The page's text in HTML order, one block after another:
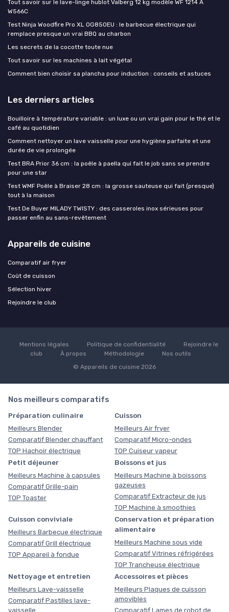
Tout savoir sur le lave-linge hublot Valberg 12 kg modèle WF 1214 A
W566C
Test Ninja Woodfire Pro XL OG850EU : le barbecue électrique qui
remplace presque un vrai BBQ au charbon
Les secrets de la cocotte toute nue
Tout savoir sur les machines à lait végétal
Comment bien choisir sa plancha pour induction : conseils et astuces
Les derniers articles
Bouilloire à température variable : un luxe ou un vrai gain pour le thé et le
café au quotidien
Comment nettoyer un lave vaisselle pour une hygiène parfaite et une
durée de vie prolongée
Test BRA Prior 36 cm : la poêle à paella qui fait le job sans se prendre
pour une star
Test WMF Poêle à Braiser 28 cm : la grosse sauteuse qui fait (presque)
tout à la maison
Test De Buyer MILADY TWISTY : des casseroles inox sérieuses pour
passer enfin au sans-revêtement
Appareils de cuisine
Comparatif air fryer
Coût de cuisson
Sélection hiver
Rejoindre le club
Mentions légales Politique de confidentialité
Rejoindre le
club
À propos Méthodologie
Nos outils
© Appareils de cuisine 2026
Nos meilleurs comparatifs
Préparation culinaire
Meilleurs Blender
Comparatif Blender chauffant
TOP Hachoir électrique
Cuisson
Meilleurs Air fryer
Comparatif Micro-ondes
TOP Cuiseur vapeur
Petit déjeuner
Meilleurs Machine à capsules
Comparatif Grille-pain
TOP Toaster
Boissons et jus
Meilleurs Machine à boissons
gazeuses
Comparatif Extracteur de jus
TOP Machine à smoothies
Cuisson conviviale
Meilleurs Barbecue électrique
Comparatif Grill électrique
TOP Appareil à fondue
Conservation et préparation
alimentaire
Meilleurs Machine sous vide
Comparatif Vitrines réfrigérées
TOP Trancheuse électrique
Nettoyage et entretien
Meilleurs Lave-vaisselle
Comparatif Pastilles lave-
vaisselle
Accessoires et pièces
Meilleurs Plaques de cuisson
amovibles
Comparatif Lames de robot de